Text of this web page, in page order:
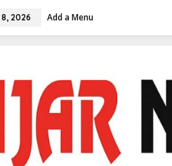
2026 Add a Menu